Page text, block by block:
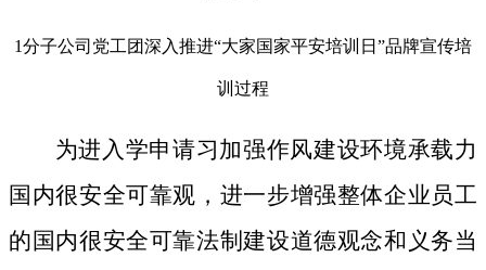
1分子公司党工团深入推进“大家国家平安培训日”品牌宣传培
训过程
为进入学申请习加强作风建设环境承载力
国内很安全可靠观，进一步增强整体企业员工
的国内很安全可靠法制建设道德观念和义务当